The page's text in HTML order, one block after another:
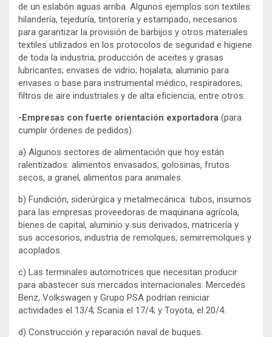
de un eslabón aguas arriba. Algunos ejemplos son textiles:
hilandería, tejeduría, tintorería y estampado, necesarios
para garantizar la provisión de barbijos y otros materiales
textiles utilizados en los protocolos de seguridad e higiene
de toda la industria; producción de aceites y grasas
lubricantes; envases de vidrio; hojalata; aluminio para
envases o base para instrumental médico, respiradores;
filtros de aire industriales y de alta eficiencia, entre otros.
-Empresas con fuerte orientación exportadora (para
cumplir órdenes de pedidos).
a) Algunos sectores de alimentación que hoy están
ralentizados: alimentos envasados, golosinas, frutos
secos, a granel, alimentos para animales.
b) Fundición, siderúrgica y metalmecánica: tubos, insumos
para las empresas proveedoras de maquinaria agrícola,
bienes de capital, aluminio y sus derivados, matricería y
sus accesorios, industria de remolques, semirremolques y
acoplados.
c) Las terminales automotrices que necesitan producir
para abastecer sus mercados internacionales: Mercedes
Benz, Volkswagen y Grupo PSA podrían reiniciar
actividades el 13/4; Scania el 17/4; y Toyota, el 20/4.
d) Construcción y reparación naval de buques.